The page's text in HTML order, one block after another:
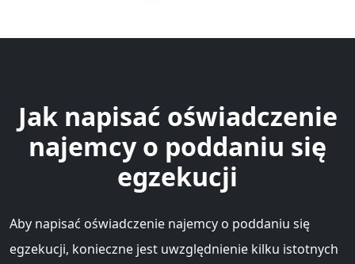
Jak napisać oświadczenie
najemcy o poddaniu się
egzekucji
Aby napisać oświadczenie najemcy o poddaniu się
egzekucji, konieczne jest uwzględnienie kilku istotnych